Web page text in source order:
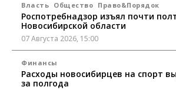
Власть Общество Право&Порядок
Роспотребнадзор изъял почти
Новосибирской области
07 Августа 2026, 15:00
Финансы
Расходы новосибирцев на спорт
за полгода